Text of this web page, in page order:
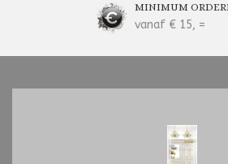
MINIMUM
vanaf € 15, =